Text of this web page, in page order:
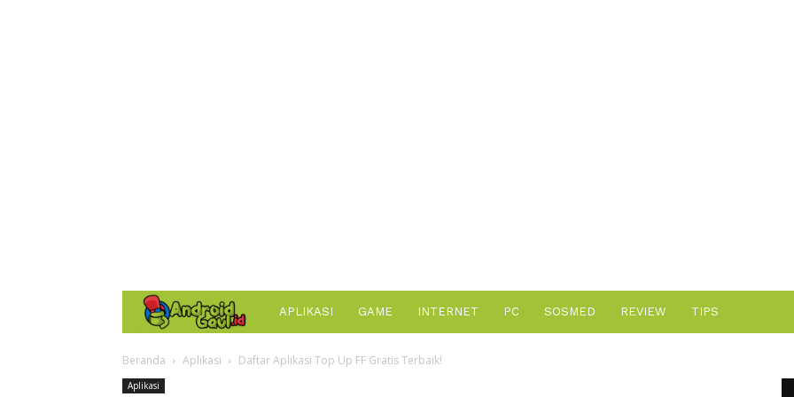
AndroidGaul.id
APLIKASI GAME INTERNET PC SOSMED REVIEW TIPS
Beranda Aplikasi Daftar Aplikasi Top Up FF Gratis Terbaik!
Aplikasi